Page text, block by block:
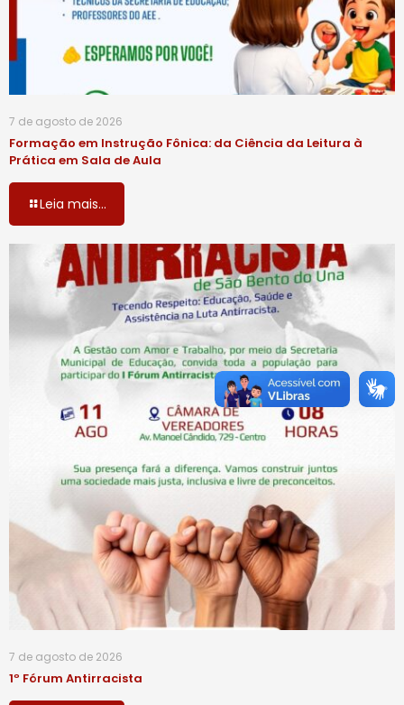
7 de agosto de 2026
Formação em Instrução Fônica: da Ciência da Leitura à
Prática em Sala de Aula
Leia mais...
7 de agosto de 2026
1º Fórum Antirracista